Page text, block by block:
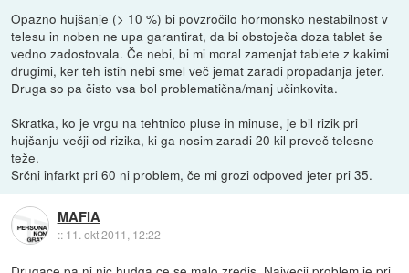
Opazno hujšanje (> 10 %) bi povzročilo hormonsko nestabilnost v
telesu in noben ne upa garantirat, da bi obstoječa doza tablet še
vedno zadostovala. Če nebi, bi mi moral zamenjat tablete z kakimi
drugimi, ker teh istih nebi smel več jemat zaradi propadanja jeter.
Druga so pa čisto vsa bol problematična/manj učinkovita.
Skratka, ko je vrgu na tehtnico pluse in minuse, je bil rizik pri
hujšanju večji od rizika, ki ga nosim zaradi 20 kil preveč telesne
teže.
Srčni infarkt pri 60 ni problem, če mi grozi odpoved jeter pri 35.
MAFIA
:: 11. okt 2011, 12:22